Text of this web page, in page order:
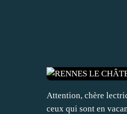
Attention, chère
ceux qui sont en